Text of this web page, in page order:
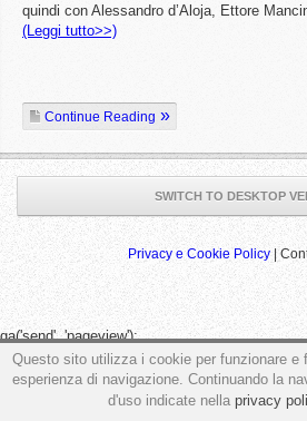
quindi con Alessandro d’Aloja, Ettore
(Leggi tutto>>)
Continue Reading
SWITCH TO DESKTOP
Privacy e Cookie Policy |
Questo sito utilizza i cookie per funzionare e
esperienza di navigazione. Continuando la
d'uso indicate nella privacy
ga('send', 'pageview');